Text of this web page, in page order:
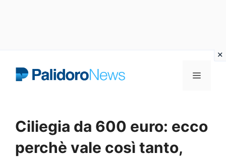
Menu
Ciliegia da 600 euro: ecco
perchè vale così tanto,